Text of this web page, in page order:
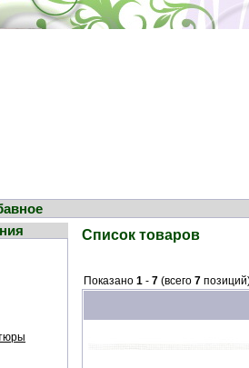
Список товаров
Показано 1 - 7 (всего 7